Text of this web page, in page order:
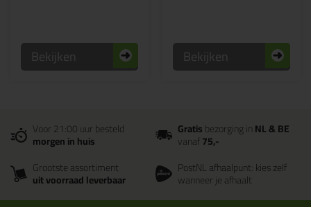
Bekijken Bekijken
Voor 21:00 uur besteld
morgen in huis
Gratisbezorging inNL & BE
vanaf75,-
Grootste assortiment
uit voorraad leverbaar
PostNL afhaalpunt: kies zelf
wanneer je afhaalt